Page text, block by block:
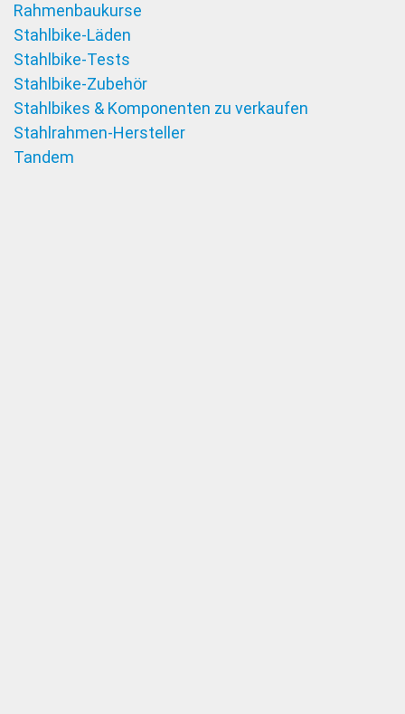
Rahmenbaukurse
Stahlbike-Läden
Stahlbike-Tests
Stahlbike-Zubehör
Stahlbikes & Komponenten zu verkaufen
Stahlrahmen-Hersteller
Tandem